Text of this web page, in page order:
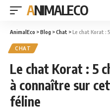
ANIMALECO
AnimalEco >Blog >Chat >Le chat Korat : 5
CHAT
Le chat Korat : 5
à connaître sur
féline